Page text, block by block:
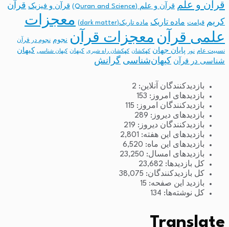
قرآن و علم قرآن و علم (Quran and Science) قرآن و فیزیک قرآن
کریم قیامت ماده تاریک ماده تاریک(dark matter)
معجزات
علمی قرآن معجزات قرآن نجوم نجوم در قرآن
نسبیت عام نور پایان جهان کهکشان کهکشان راه شیری کیهان کیهان شناسی
کیهان
شناسی در قرآن
کیهان‌شناسی گرانش
بازدیدکنندگان آنلاین: 2
بازدیدهای امروز: 153
بازدیدکنندگان امروز: 115
بازدیدهای دیروز: 289
بازدیدکنندگان دیروز: 219
بازدیدهای این هفته: 2,801
بازدیدهای این ماه: 6,520
بازدیدهای امسال: 23,250
کل بازدیدها: 23,682
کل بازدیدکنند‌گان: 38,075
بازدید این صفحه: 15
کل نوشته‌ها: 134
Translate